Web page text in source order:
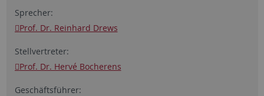
Sprecher:
Prof. Dr. Reinhard Drews
Stellvertreter:
Prof. Dr. Hervé Bocherens
Geschäftsführer: